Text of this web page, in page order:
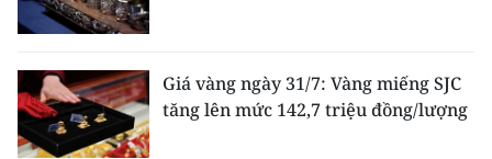
Giá vàng ngày 31/7: Vàng miếng SJC
tăng lên mức 142,7 triệu đồng/lượng